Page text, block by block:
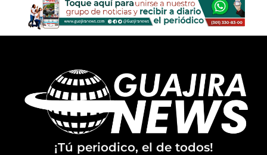
¡Tú periodico, el de todos!